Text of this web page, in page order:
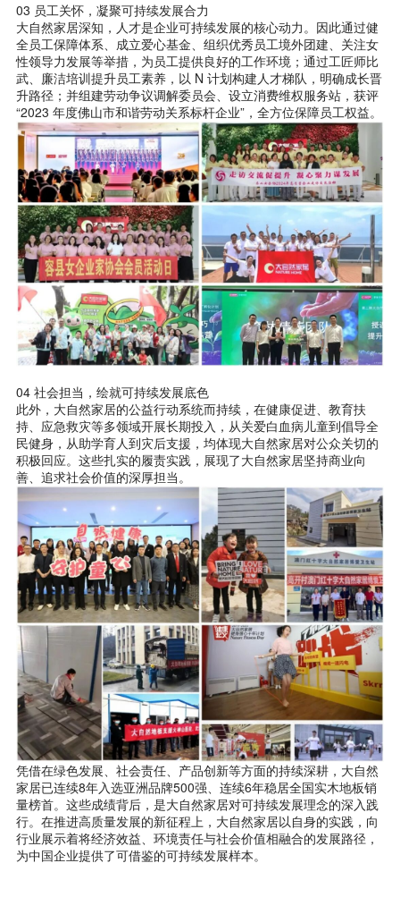
03 员工关怀，凝聚可持续发展合力
大自然家居深知，人才是企业可持续发展的核心动力。因此通过健
全员工保障体系、成立爱心基金、组织优秀员工境外团建、关注女
性领导力发展等举措，为员工提供良好的工作环境；通过工匠师比
武、廉洁培训提升员工素养，以 N 计划构建人才梯队，明确成长晋
升路径；并组建劳动争议调解委员会、设立消费维权服务站，获评
“2023 年度佛山市和谐劳动关系标杆企业”，全方位保障员工权益。
04 社会担当，绘就可持续发展底色
此外，大自然家居的公益行动系统而持续，在健康促进、教育扶
持、应急救灾等多领域开展长期投入，从关爱白血病儿童到倡导全
民健身，从助学育人到灾后支援，均体现大自然家居对公众关切的
积极回应。这些扎实的履责实践，展现了大自然家居坚持商业向
善、追求社会价值的深厚担当。
凭借在绿色发展、社会责任、产品创新等方面的持续深耕，大自然
家居已连续8年入选亚洲品牌500强、连续6年稳居全国实木地板销
量榜首。这些成绩背后，是大自然家居对可持续发展理念的深入践
行。在推进高质量发展的新征程上，大自然家居以自身的实践，向
行业展示着将经济效益、环境责任与社会价值相融合的发展路径，
为中国企业提供了可借鉴的可持续发展样本。